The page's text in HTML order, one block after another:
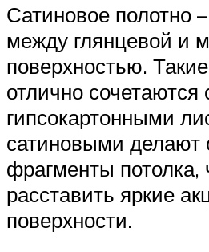
Сатиновое полотно
между глянцевой и
поверхностью.
отлично сочетаются
гипсокартонными
сатиновыми делают
фрагменты потолка,
расставить яркие
поверхности.